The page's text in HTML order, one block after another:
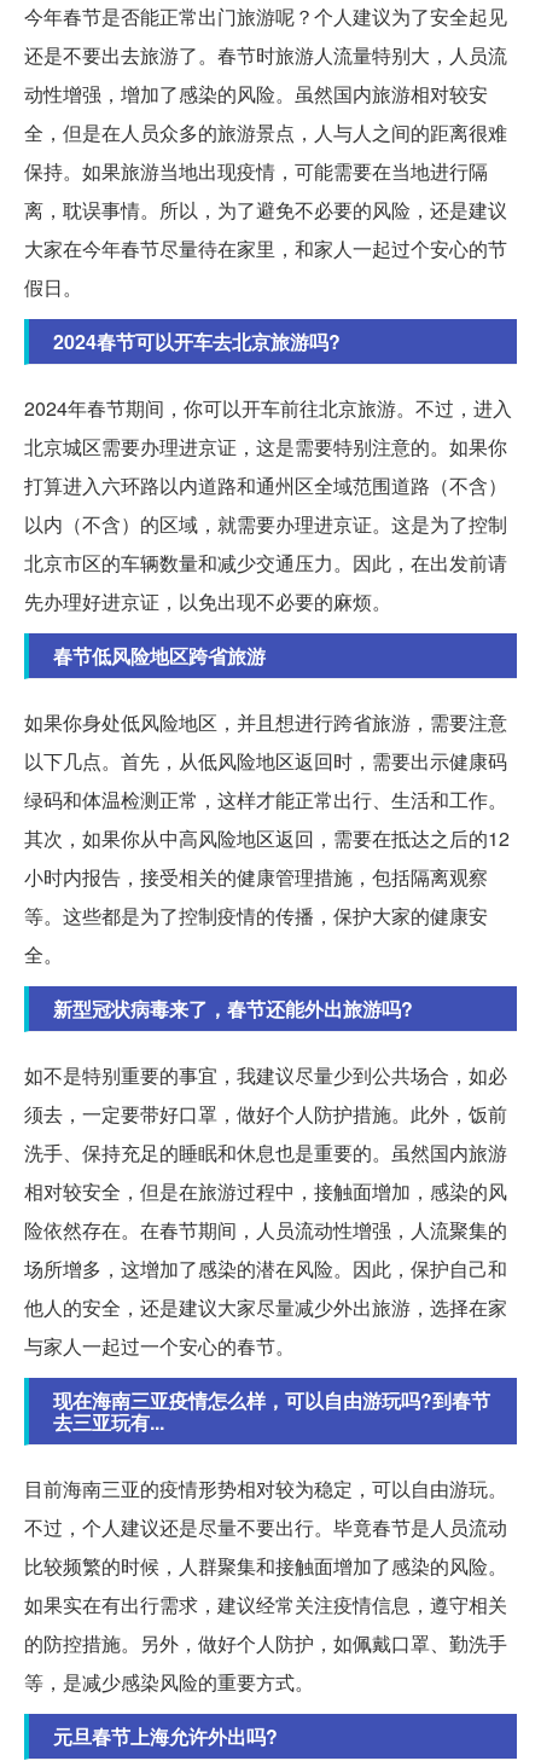
今年春节是否能正常出门旅游呢？个人建议为了安全起见
还是不要出去旅游了。春节时旅游人流量特别大，人员流
动性增强，增加了感染的风险。虽然国内旅游相对较安
全，但是在人员众多的旅游景点，人与人之间的距离很难
保持。如果旅游当地出现疫情，可能需要在当地进行隔
离，耽误事情。所以，为了避免不必要的风险，还是建议
大家在今年春节尽量待在家里，和家人一起过个安心的节
假日。
2024春节可以开车去北京旅游吗?
2024年春节期间，你可以开车前往北京旅游。不过，进入
北京城区需要办理进京证，这是需要特别注意的。如果你
打算进入六环路以内道路和通州区全域范围道路（不含）
以内（不含）的区域，就需要办理进京证。这是为了控制
北京市区的车辆数量和减少交通压力。因此，在出发前请
先办理好进京证，以免出现不必要的麻烦。
春节低风险地区跨省旅游
如果你身处低风险地区，并且想进行跨省旅游，需要注意
以下几点。首先，从低风险地区返回时，需要出示健康码
绿码和体温检测正常，这样才能正常出行、生活和工作。
其次，如果你从中高风险地区返回，需要在抵达之后的12
小时内报告，接受相关的健康管理措施，包括隔离观察
等。这些都是为了控制疫情的传播，保护大家的健康安
全。
新型冠状病毒来了，春节还能外出旅游吗?
如不是特别重要的事宜，我建议尽量少到公共场合，如必
须去，一定要带好口罩，做好个人防护措施。此外，饭前
洗手、保持充足的睡眠和休息也是重要的。虽然国内旅游
相对较安全，但是在旅游过程中，接触面增加，感染的风
险依然存在。在春节期间，人员流动性增强，人流聚集的
场所增多，这增加了感染的潜在风险。因此，保护自己和
他人的安全，还是建议大家尽量减少外出旅游，选择在家
与家人一起过一个安心的春节。
现在海南三亚疫情怎么样，可以自由游玩吗?到春节
去三亚玩有...
目前海南三亚的疫情形势相对较为稳定，可以自由游玩。
不过，个人建议还是尽量不要出行。毕竟春节是人员流动
比较频繁的时候，人群聚集和接触面增加了感染的风险。
如果实在有出行需求，建议经常关注疫情信息，遵守相关
的防控措施。另外，做好个人防护，如佩戴口罩、勤洗手
等，是减少感染风险的重要方式。
元旦春节上海允许外出吗?